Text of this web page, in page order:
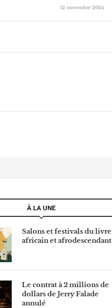
12 novembre 2024
À LA UNE
Salons et festivals du livre
africain et afrodescendant
Le contrat à 2 millions de
dollars de Jerry Falade
annulé